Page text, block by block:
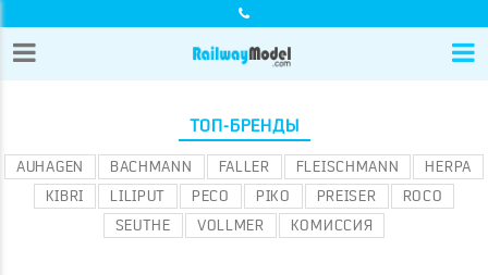
ТОП-БРЕНДЫ
AUHAGEN BACHMANN FALLER FLEISCHMANN
HERPA
KIBRI
LILIPUT PECO PIKO PREISER
ROCO
SEUTHE
VOLLMER КОМИССИЯ